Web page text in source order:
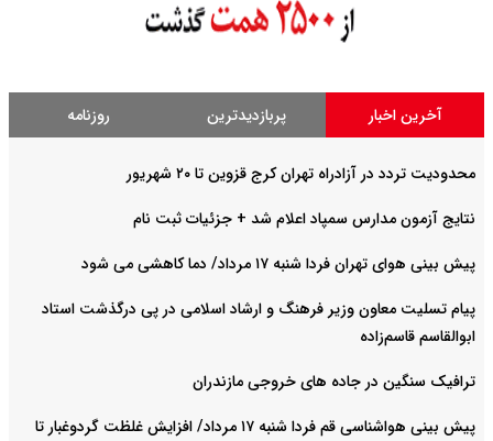
آخرین اخبار پربازدیدترین روزنامه
محدودیت تردد در آزادراه تهران کرج قزوین تا ۲۰ شهریور
نتایج آزمون مدارس سمپاد اعلام شد + جزئیات ثبت نام
پیش بینی هوای تهران فردا شنبه ۱۷ مرداد/ دما کاهشی می شود
پیام تسلیت معاون وزیر فرهنگ و ارشاد اسلامی در پی درگذشت استاد
ابوالقاسم قاسم‌زاده
ترافیک سنگین در جاده های خروجی مازندران
پیش بینی هواشناسی قم فردا شنبه ۱۷ مرداد/ افزایش غلظت گردوغبار تا